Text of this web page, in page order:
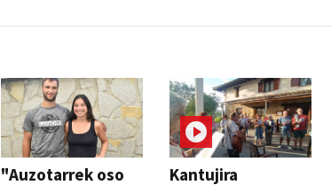
"Auzotarrek oso
Kantujira